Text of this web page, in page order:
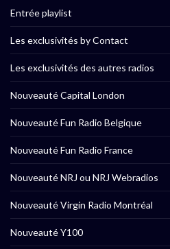
Entrée playlist
Les exclusivités by Contact
Les exclusivités des autres radios
Nouveauté Capital London
Nouveauté Fun Radio Belgique
Nouveauté Fun Radio France
Nouveauté NRJ ou NRJ Webradios
Nouveauté Virgin Radio Montréal
Nouveauté Y100